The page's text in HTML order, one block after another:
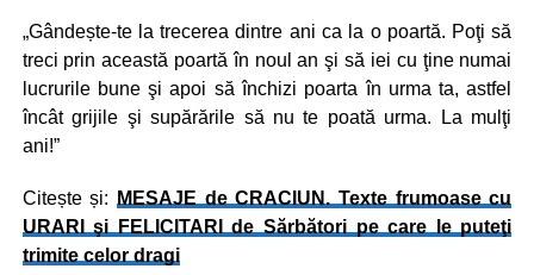
„Gândește-te la trecerea dintre ani ca la o poartă. Poţi să
treci prin această poartă în noul an şi să iei cu ţine numai
lucrurile bune şi apoi să închizi poarta în urma ta, astfel
încât grijile şi supărările să nu te poată urma. La mulţi
ani!”
Citește și:
MESAJE de CRACIUN. Texte frumoase cu
URARI şi FELICITARI de Sărbători pe care le puteţi
trimite celor dragi